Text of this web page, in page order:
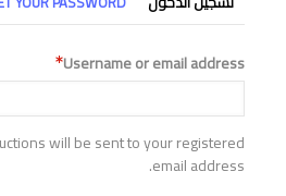
الأساسية
Username or email address
will be sent to your registered
email address.